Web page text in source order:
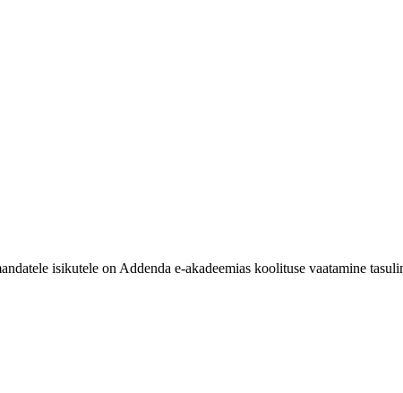
isikutele on Addenda e-akadeemias koolituse vaatamine